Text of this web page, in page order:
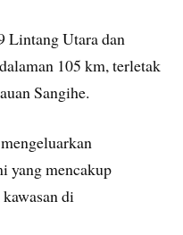
Lintang Utara dan
105 km, terletak
Sangihe.
yang mencakup
di